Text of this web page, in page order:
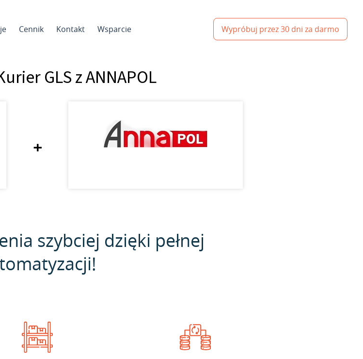
Cennik Kontakt Wsparcie Wypróbuj przez 30 dni za darmo
GLS z ANNAPOL
+
szybciej dzięki pełnej